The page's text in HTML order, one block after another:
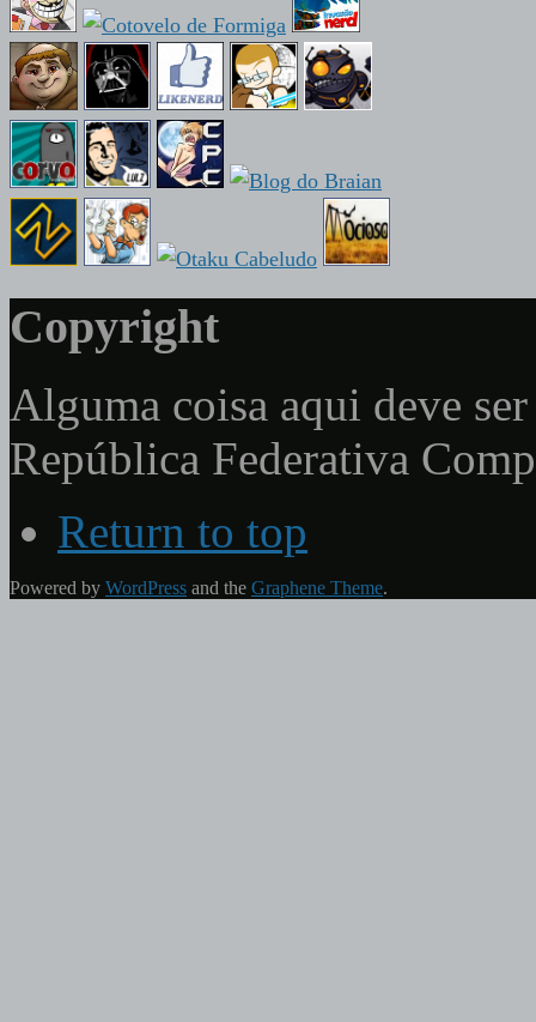
Copyright
Alguma coisa aqui deve
República Federativa
Return to top
Powered by WordPress and the Graphene Theme.